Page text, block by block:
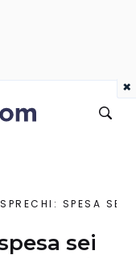
SPESA SEI
sei
×